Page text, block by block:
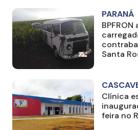
PARANÁ
Santa
Clínica
feira no